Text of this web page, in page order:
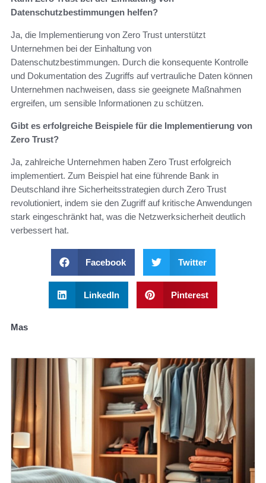
Datenschutzbestimmungen helfen?
Ja, die Implementierung von Zero Trust unterstützt
Unternehmen bei der Einhaltung von
Datenschutzbestimmungen. Durch die konsequente Kontrolle
und Dokumentation des Zugriffs auf vertrauliche Daten können
Unternehmen nachweisen, dass sie geeignete Maßnahmen
ergreifen, um sensible Informationen zu schützen.
Gibt es erfolgreiche Beispiele für die Implementierung von
Zero Trust?
Ja, zahlreiche Unternehmen haben Zero Trust erfolgreich
implementiert. Zum Beispiel hat eine führende Bank in
Deutschland ihre Sicherheitsstrategien durch Zero Trust
revolutioniert, indem sie den Zugriff auf kritische Anwendungen
stark eingeschränkt hat, was die Netzwerksicherheit deutlich
verbessert hat.
Facebook Twitter
LinkedIn Pinterest
Mas